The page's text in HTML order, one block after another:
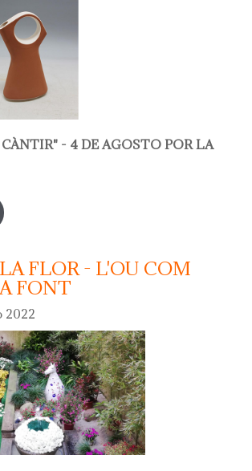
- 4 DE AGOSTO POR LA
72 "festa del càntir"
FLOR - L'OU COM
FONT
2022